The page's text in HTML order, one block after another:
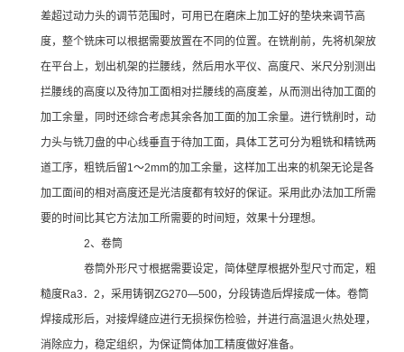
差超过动力头的调节范围时，可用已在磨床上加工好的垫块来调节高
度，整个铣床可以根据需要放置在不同的位置。在铣削前，先将机架放
在平台上，划出机架的拦腰线，然后用水平仪、高度尺、米尺分别测出
拦腰线的高度以及待加工面相对拦腰线的高度差，从而测出待加工面的
加工余量，同时还综合考虑其余各加工面的加工余量。进行铣削时，动
力头与铣刀盘的中心线垂直于待加工面，具体工艺可分为粗铣和精铣两
道工序，粗铣后留1～2mm的加工余量，这样加工出来的机架无论是各
加工面间的相对高度还是光洁度都有较好的保证。采用此办法加工所需
要的时间比其它方法加工所需要的时间短，效果十分理想。
2、卷筒
卷筒外形尺寸根据需要设定，简体壁厚根据外型尺寸而定，粗
糙度Ra3．2，采用铸钢ZG270—500，分段铸造后焊接成一体。卷筒
焊接成形后，对接焊缝应进行无损探伤检验，并进行高温退火热处理，
消除应力，稳定组织，为保证筒体加工精度做好准备。